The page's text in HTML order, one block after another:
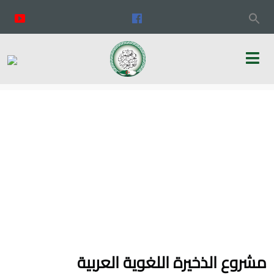
مشروع الذخيرة اللغوية العربية